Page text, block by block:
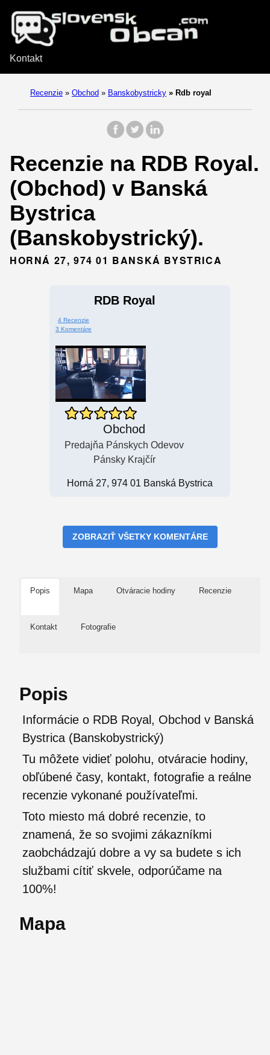
Kontakt
Recenzie » Obchod » Banskobystricky » Rdb royal
Recenzie na RDB Royal.
(Obchod) v Banská
Bystrica
(Banskobystrický).
HORNÁ 27, 974 01 BANSKÁ BYSTRICA
RDB Royal
4 Recenzie
3 Komentáre
Obchod
Predajňa Pánskych Odevov
Pánsky Krajčír
Horná 27, 974 01 Banská Bystrica
ZOBRAZIŤ VŠETKY KOMENTÁRE
Popis Mapa Otváracie hodiny Recenzie
Kontakt Fotografie
Popis
Informácie o RDB Royal, Obchod v Banská
Bystrica (Banskobystrický)
Tu môžete vidieť polohu, otváracie hodiny,
obľúbené časy, kontakt, fotografie a reálne
recenzie vykonané používateľmi.
Toto miesto má dobré recenzie, to
znamená, že so svojimi zákazníkmi
zaobchádzajú dobre a vy sa budete s ich
službami cítiť skvele, odporúčame na
100%!
Mapa